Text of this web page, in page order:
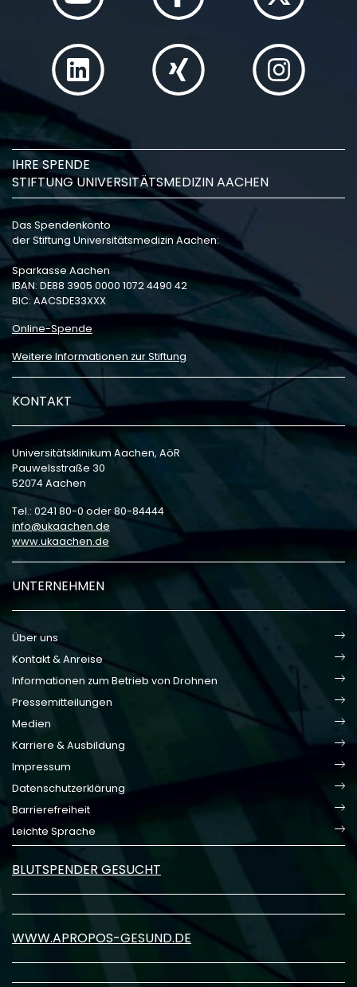
IHRE SPENDE
STIFTUNG UNIVERSITÄTSMEDIZIN AACHEN
Das Spendenkonto
der Stiftung Universitätsmedizin Aachen:
Sparkasse Aachen
IBAN: DE88 3905 0000 1072 4490 42
BIC: AACSDE33XXX
Online-Spende
Weitere Informationen zur Stiftung
KONTAKT
Universitätsklinikum Aachen, AöR
Pauwelsstraße 30
52074 Aachen
Tel.: 0241 80-0 oder 80-84444
info
ukaachen de
www.ukaachen.de
UNTERNEHMEN
Über uns
Kontakt & Anreise
Informationen zum Betrieb von Drohnen
Pressemitteilungen
Medien
Karriere & Ausbildung
Impressum
Datenschutzerklärung
Barrierefreiheit
Leichte Sprache
BLUTSPENDER GESUCHT
WWW.APROPOS-GESUND.DE